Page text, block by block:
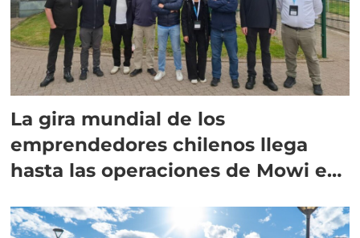
La gira mundial de los
emprendedores chilenos llega
hasta las operaciones de Mowi en